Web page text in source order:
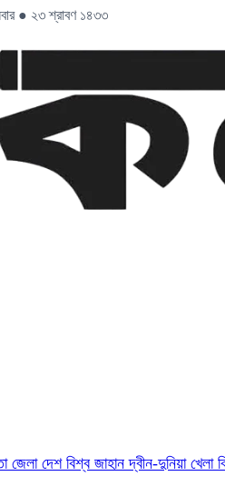
● ২৩ শ্রাবণ ১৪৩৩
জেলা দেশ বিশ্ব জাহানদ্বীন-দুনিয়া খেলা